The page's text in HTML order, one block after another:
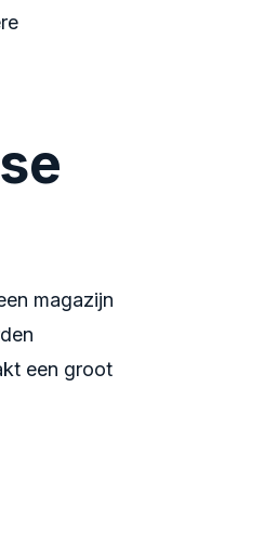
magazijn
een groot